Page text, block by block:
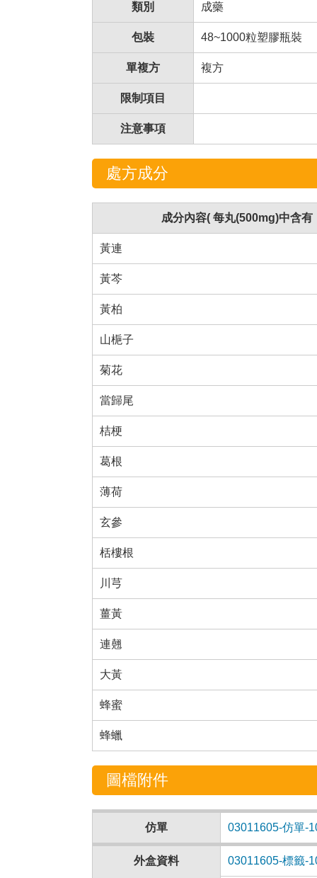
類別 成藥
包裝 48~1000粒塑膠瓶裝
單複方 複方
限制項目
注意事項
處方成分
成分內容( 每丸(500mg)中含有
黃連
黃芩
黃柏
山梔子
菊花
當歸尾
桔梗
葛根
薄荷
玄參
栝樓根
川芎
薑黃
連翹
大黃
蜂蜜
蜂蠟
圖檔附件
仿單 03011605-仿單-
外盒資料 03011605-標籤-